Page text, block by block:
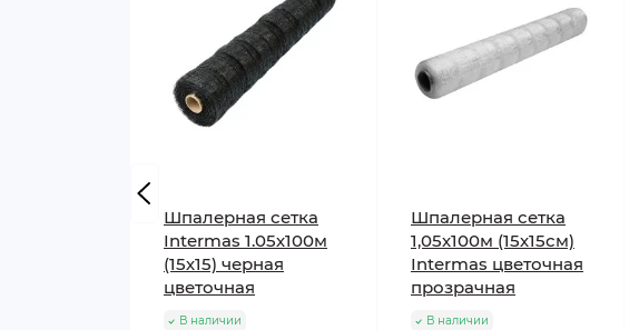
Шпалерная сетка
Intermas 1.05х100м
(15х15) черная
цветочная
В наличии
Шпалерная сетка
1,05х100м (15х15см)
Intermas цветочная
прозрачная
В наличии